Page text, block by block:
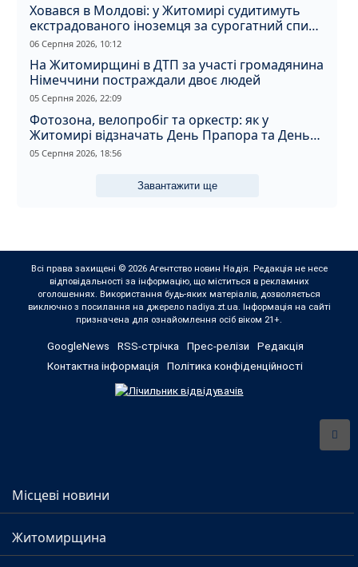
Ховався в Молдові: у Житомирі судитимуть
екстрадованого іноземця за сурогатний спирт
і відмивання грошей
06 Серпня 2026, 10:12
На Житомирщині в ДТП за участі громадянина
Німеччини постраждали двоє людей
05 Серпня 2026, 22:09
Фотозона, велопробіг та оркестр: як у
Житомирі відзначать День Прапора та День
Незалежності
05 Серпня 2026, 18:56
Завантажити ще
Всі права захищені © 2026 Агентство новин Надія. Редакція не несе
відповідальності за інформацію, що міститься в рекламних
оголошеннях. Використання будь-яких матеріалів, дозволяється
виключно з посилання на джерело nadiya.zt.ua. Інформація на сайті
призначена для ознайомлення осіб віком 21+.
GoogleNews RSS-стрічка Прес-релізи
Редакція
Контактна інформація
Політика конфіденційності
Місцеві новини
Житомирщина